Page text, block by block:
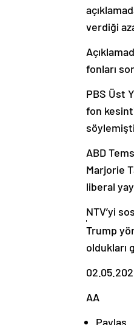
verdiği
fonları
PBS Üst
fon
ABD
Marjorie
liberal
NTV’yi
Trump
oldukları
AA
Paylaş